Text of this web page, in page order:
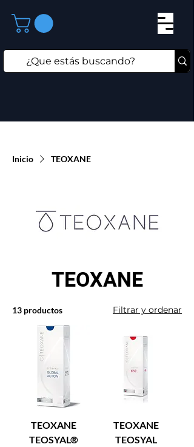
Inicio TEOXANE
TEOXANE
13 productos Filtrar y ordenar
TEOXANE
TEOSYAL®
TEOXANE
TEOSYAL